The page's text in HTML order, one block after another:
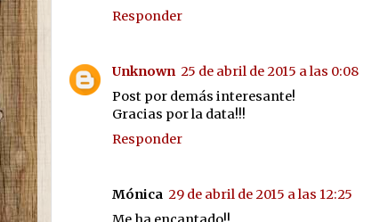
Responder
Unknown 25 de abril de 2015 a las 0:08
Post por demás interesante!
Gracias por la data!!!
Responder
Mónica 29 de abril de 2015 a las 12:25